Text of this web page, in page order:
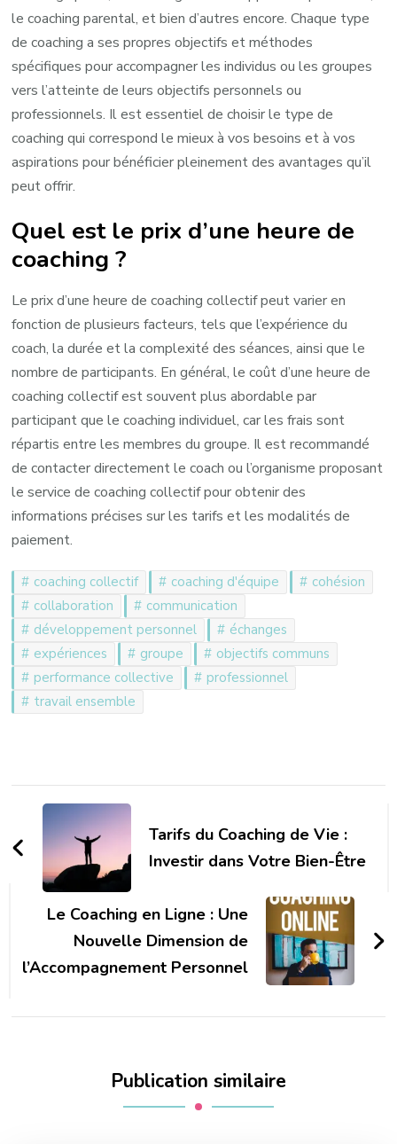
le coaching parental, et bien d’autres encore. Chaque type
de coaching a ses propres objectifs et méthodes
spécifiques pour accompagner les individus ou les groupes
vers l’atteinte de leurs objectifs personnels ou
professionnels. Il est essentiel de choisir le type de
coaching qui correspond le mieux à vos besoins et à vos
aspirations pour bénéficier pleinement des avantages qu’il
peut offrir.
Quel est le prix d’une heure de
coaching ?
Le prix d’une heure de coaching collectif peut varier en
fonction de plusieurs facteurs, tels que l’expérience du
coach, la durée et la complexité des séances, ainsi que le
nombre de participants. En général, le coût d’une heure de
coaching collectif est souvent plus abordable par
participant que le coaching individuel, car les frais sont
répartis entre les membres du groupe. Il est recommandé
de contacter directement le coach ou l’organisme proposant
le service de coaching collectif pour obtenir des
informations précises sur les tarifs et les modalités de
paiement.
coaching collectif coaching d'équipe
cohésion
collaboration
communication
développement personnel
échanges
expériences
groupe
objectifs communs
performance collective
professionnel
travail ensemble
Navigation
d'article
Tarifs du Coaching de Vie :
Investir dans Votre Bien-Être
Le Coaching en Ligne : Une
Nouvelle Dimension de
l’Accompagnement Personnel
Publication similaire